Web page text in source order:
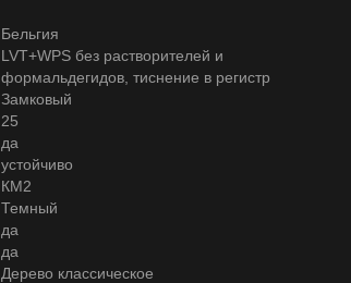
Бельгия
LVT+WPS без растворителей и
формальдегидов, тиснение в регистр
Замковый
25
да
устойчиво
КМ2
Темный
да
да
Дерево классическое